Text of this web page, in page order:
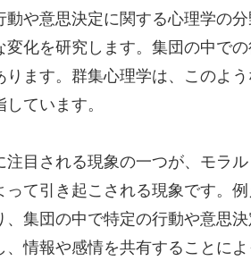
や意思決定に関する心理学の
変化を研究します。集団の中で
ります。群集心理学は、このよ
ています。
目される現象の一つが、モラ
って引き起こされる現象です。
、集団の中で特定の行動や意思
情報や感情を共有することによ